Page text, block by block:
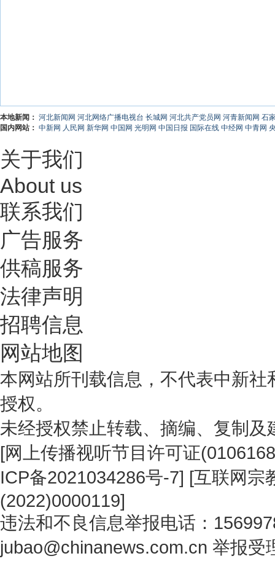
本地新闻： 河北新闻网 河北网络广播电视台 长城网 河北共产党员网 河青新闻网 石
国内网站： 中新网 人民网 新华网 中国网 光明网 中国日报 国际在线 中经网 中青网
关于我们
About us
联系我们
广告服务
供稿服务
法律声明
招聘信息
网站地图
本网站所刊载信息，不代表中新
授权。
未经授权禁止转载、摘编、复制
[网上传播视听节目许可证
ICP备2021034286号-7] [互联网宗
(2022)0000119]
违法和不良信息举报电话：
jubao@chinanews.com.cn 举报受